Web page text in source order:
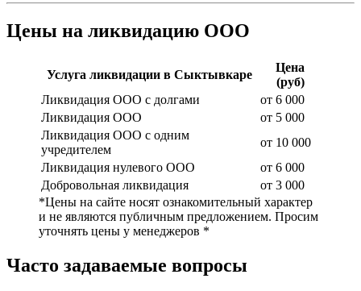
Цены на ликвидацию ООО
Услуга ликвидации в Сыктывкаре
Цена
(руб)
Ликвидация ООО с долгами
от 6 000
Ликвидация ООО
от 5 000
Ликвидация ООО с одним
учредителем
от 10 000
Ликвидация нулевого ООО
от 6 000
Добровольная ликвидация
от 3 000
*Цены на сайте носят ознакомительный характер
и не являются публичным предложением. Просим
уточнять цены у менеджеров *
Часто задаваемые вопросы